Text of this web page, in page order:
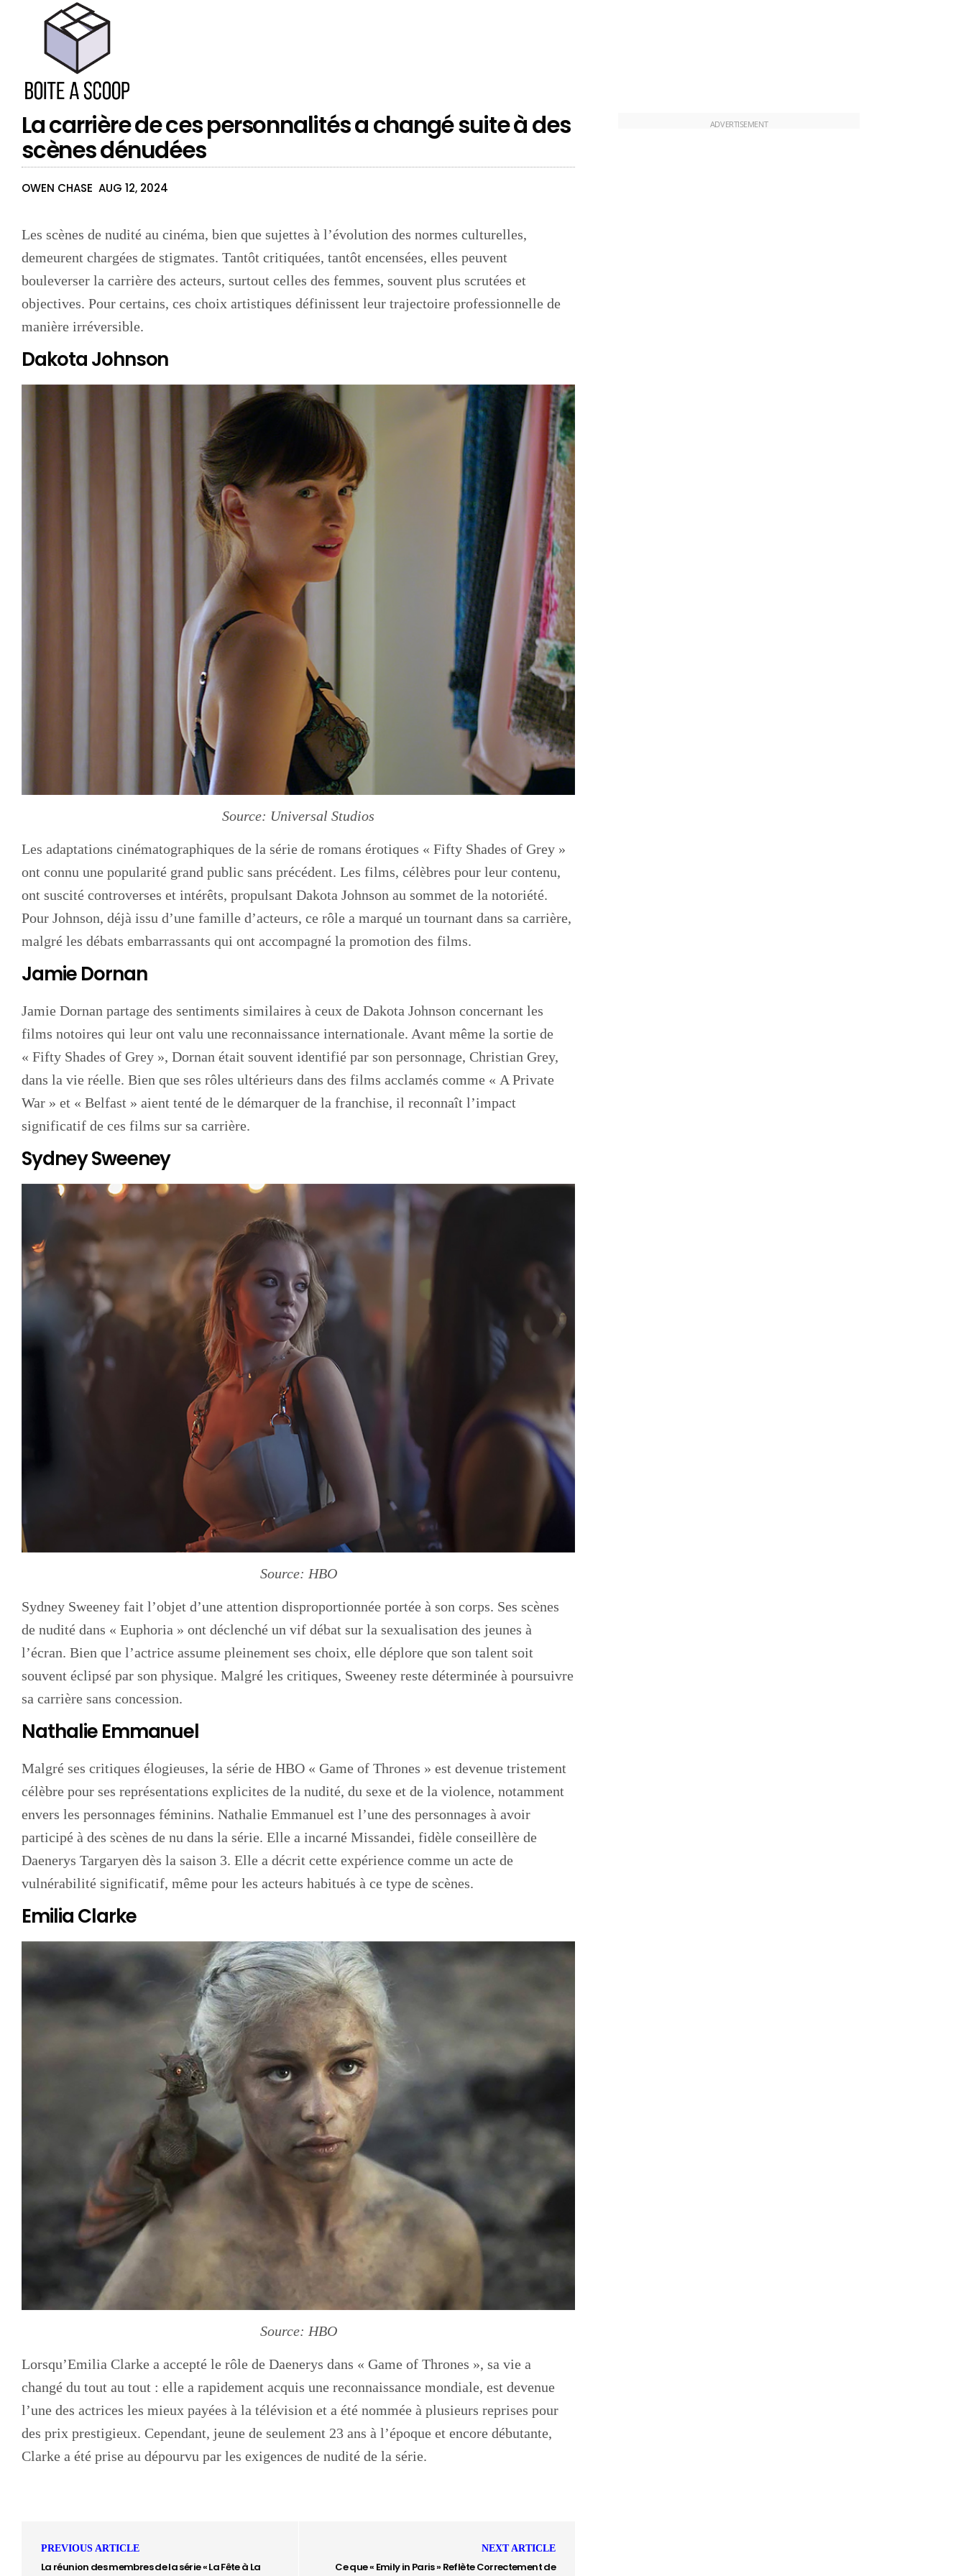
La carrière de ces personnalités a changé suite à des
scènes dénudées
OWEN CHASE AUG 12, 2024
Les scènes de nudité au cinéma, bien que sujettes à l’évolution des normes culturelles,
demeurent chargées de stigmates. Tantôt critiquées, tantôt encensées, elles peuvent
bouleverser la carrière des acteurs, surtout celles des femmes, souvent plus scrutées et
objectives. Pour certains, ces choix artistiques définissent leur trajectoire professionnelle de
manière irréversible.
Dakota Johnson
Source: Universal Studios
Les adaptations cinématographiques de la série de romans érotiques « Fifty Shades of Grey »
ont connu une popularité grand public sans précédent. Les films, célèbres pour leur contenu,
ont suscité controverses et intérêts, propulsant Dakota Johnson au sommet de la notoriété.
Pour Johnson, déjà issu d’une famille d’acteurs, ce rôle a marqué un tournant dans sa carrière,
malgré les débats embarrassants qui ont accompagné la promotion des films.
Jamie Dornan
Jamie Dornan partage des sentiments similaires à ceux de Dakota Johnson concernant les
films notoires qui leur ont valu une reconnaissance internationale. Avant même la sortie de
« Fifty Shades of Grey », Dornan était souvent identifié par son personnage, Christian Grey,
dans la vie réelle. Bien que ses rôles ultérieurs dans des films acclamés comme « A Private
War » et « Belfast » aient tenté de le démarquer de la franchise, il reconnaît l’impact
significatif de ces films sur sa carrière.
Sydney Sweeney
Source: HBO
Sydney Sweeney fait l’objet d’une attention disproportionnée portée à son corps. Ses scènes
de nudité dans « Euphoria » ont déclenché un vif débat sur la sexualisation des jeunes à
l’écran. Bien que l’actrice assume pleinement ses choix, elle déplore que son talent soit
souvent éclipsé par son physique. Malgré les critiques, Sweeney reste déterminée à poursuivre
sa carrière sans concession.
Nathalie Emmanuel
Malgré ses critiques élogieuses, la série de HBO « Game of Thrones » est devenue tristement
célèbre pour ses représentations explicites de la nudité, du sexe et de la violence, notamment
envers les personnages féminins. Nathalie Emmanuel est l’une des personnages à avoir
participé à des scènes de nu dans la série. Elle a incarné Missandei, fidèle conseillère de
Daenerys Targaryen dès la saison 3. Elle a décrit cette expérience comme un acte de
vulnérabilité significatif, même pour les acteurs habitués à ce type de scènes.
Emilia Clarke
Source: HBO
Lorsqu’Emilia Clarke a accepté le rôle de Daenerys dans « Game of Thrones », sa vie a
changé du tout au tout : elle a rapidement acquis une reconnaissance mondiale, est devenue
l’une des actrices les mieux payées à la télévision et a été nommée à plusieurs reprises pour
des prix prestigieux. Cependant, jeune de seulement 23 ans à l’époque et encore débutante,
Clarke a été prise au dépourvu par les exigences de nudité de la série.
PREVIOUS ARTICLE
La réunion des membres de la série « La Fête à La
NEXT ARTICLE
Ce que « Emily in Paris » Reflète Correctement de
ADVERTISEMENT